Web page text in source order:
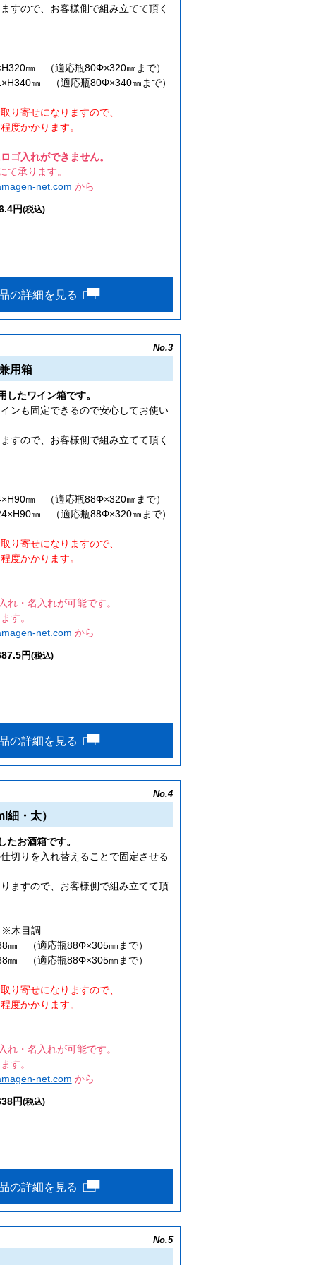
すので、お客様側で組み立てて頂く
㎜ （適応瓶80Φ×320㎜まで）
㎜ （適応瓶80Φ×340㎜まで）
り寄せになりますので、
かかります。
ゴ入れができません。
て承ります。
net.com から
円(税込)
の詳細を見る
No.3
用箱
たワイン箱です。
ンも固定できるので安心してお使い
すので、お客様側で組み立てて頂く
㎜ （適応瓶88Φ×320㎜まで）
㎜ （適応瓶88Φ×320㎜まで）
り寄せになりますので、
かかります。
れ・名入れが可能です。
す。
net.com から
円(税込)
の詳細を見る
No.4
細・太）
たお酒箱です。
切りを入れ替えることで固定させる
ますので、お客様側で組み立てて頂
※木目調
㎜ （適応瓶88Φ×305㎜まで）
㎜ （適応瓶88Φ×305㎜まで）
り寄せになりますので、
かかります。
れ・名入れが可能です。
す。
net.com から
円(税込)
の詳細を見る
No.5